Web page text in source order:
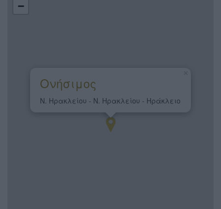
Ονήσιμος
Ν. Ηρακλείου - Ν. Ηρακλείου - Ηράκλειο
−